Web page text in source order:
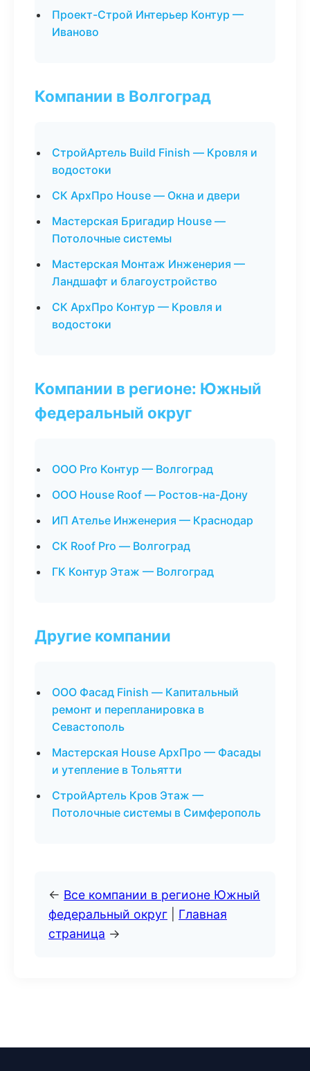
Проект-Строй Интерьер Контур —
Иваново
Компании в Волгоград
СтройАртель Build Finish — Кровля и
водостоки
СК АрхПро House — Окна и двери
Мастерская Бригадир House —
Потолочные системы
Мастерская Монтаж Инженерия —
Ландшафт и благоустройство
СК АрхПро Контур — Кровля и
водостоки
Компании в регионе: Южный
федеральный округ
ООО Pro Контур — Волгоград
ООО House Roof — Ростов-на-Дону
ИП Ателье Инженерия — Краснодар
СК Roof Pro — Волгоград
ГК Контур Этаж — Волгоград
Другие компании
ООО Фасад Finish — Капитальный
ремонт и перепланировка в
Севастополь
Мастерская House АрхПро — Фасады
и утепление в Тольятти
СтройАртель Кров Этаж —
Потолочные системы в Симферополь
← Все компании в регионе Южный
федеральный округ
Главная
страница →